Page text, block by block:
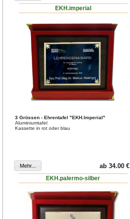
EKH.imperial
3 Grössen - Ehrentafel "EKH.Imperial"
Aluminiumtafel
Kassette in rot oder blau
ab 34.00 €
EKH.palermo-silber